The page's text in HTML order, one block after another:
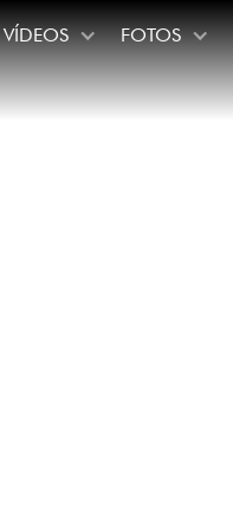
VÍDEOS FOTOS